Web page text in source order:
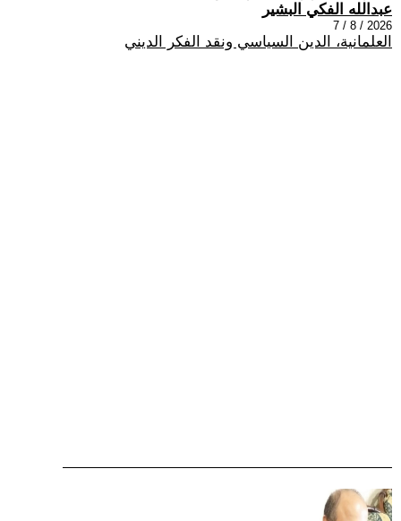
عبدالله الفكي البشير
2026 / 8 / 7
العلمانية، الدين السياسي ونقد الفكر الديني